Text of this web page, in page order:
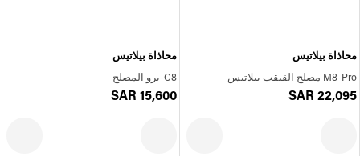
محاذاة بيلاتيس
M8-Pro مصلح القيقب بيلاتيس
SAR 22,095
محاذاة بيلاتيس
C8-برو المصلح
SAR 15,600